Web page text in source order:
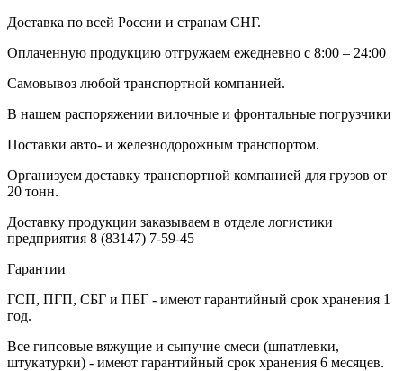
Доставка по всей России и странам СНГ.
Оплаченную продукцию отгружаем ежедневно с 8:00 – 24:00
Самовывоз любой транспортной компанией.
В нашем распоряжении вилочные и фронтальные погрузчики
Поставки авто- и железнодорожным транспортом.
Организуем доставку транспортной компанией для грузов от
20 тонн.
Доставку продукции заказываем в отделе логистики
предприятия 8 (83147) 7-59-45
Гарантии
ГСП, ПГП, СБГ и ПБГ - имеют гарантийный срок хранения 1
год.
Все гипсовые вяжущие и сыпучие смеси (шпатлевки,
штукатурки) - имеют гарантийный срок хранения 6 месяцев.